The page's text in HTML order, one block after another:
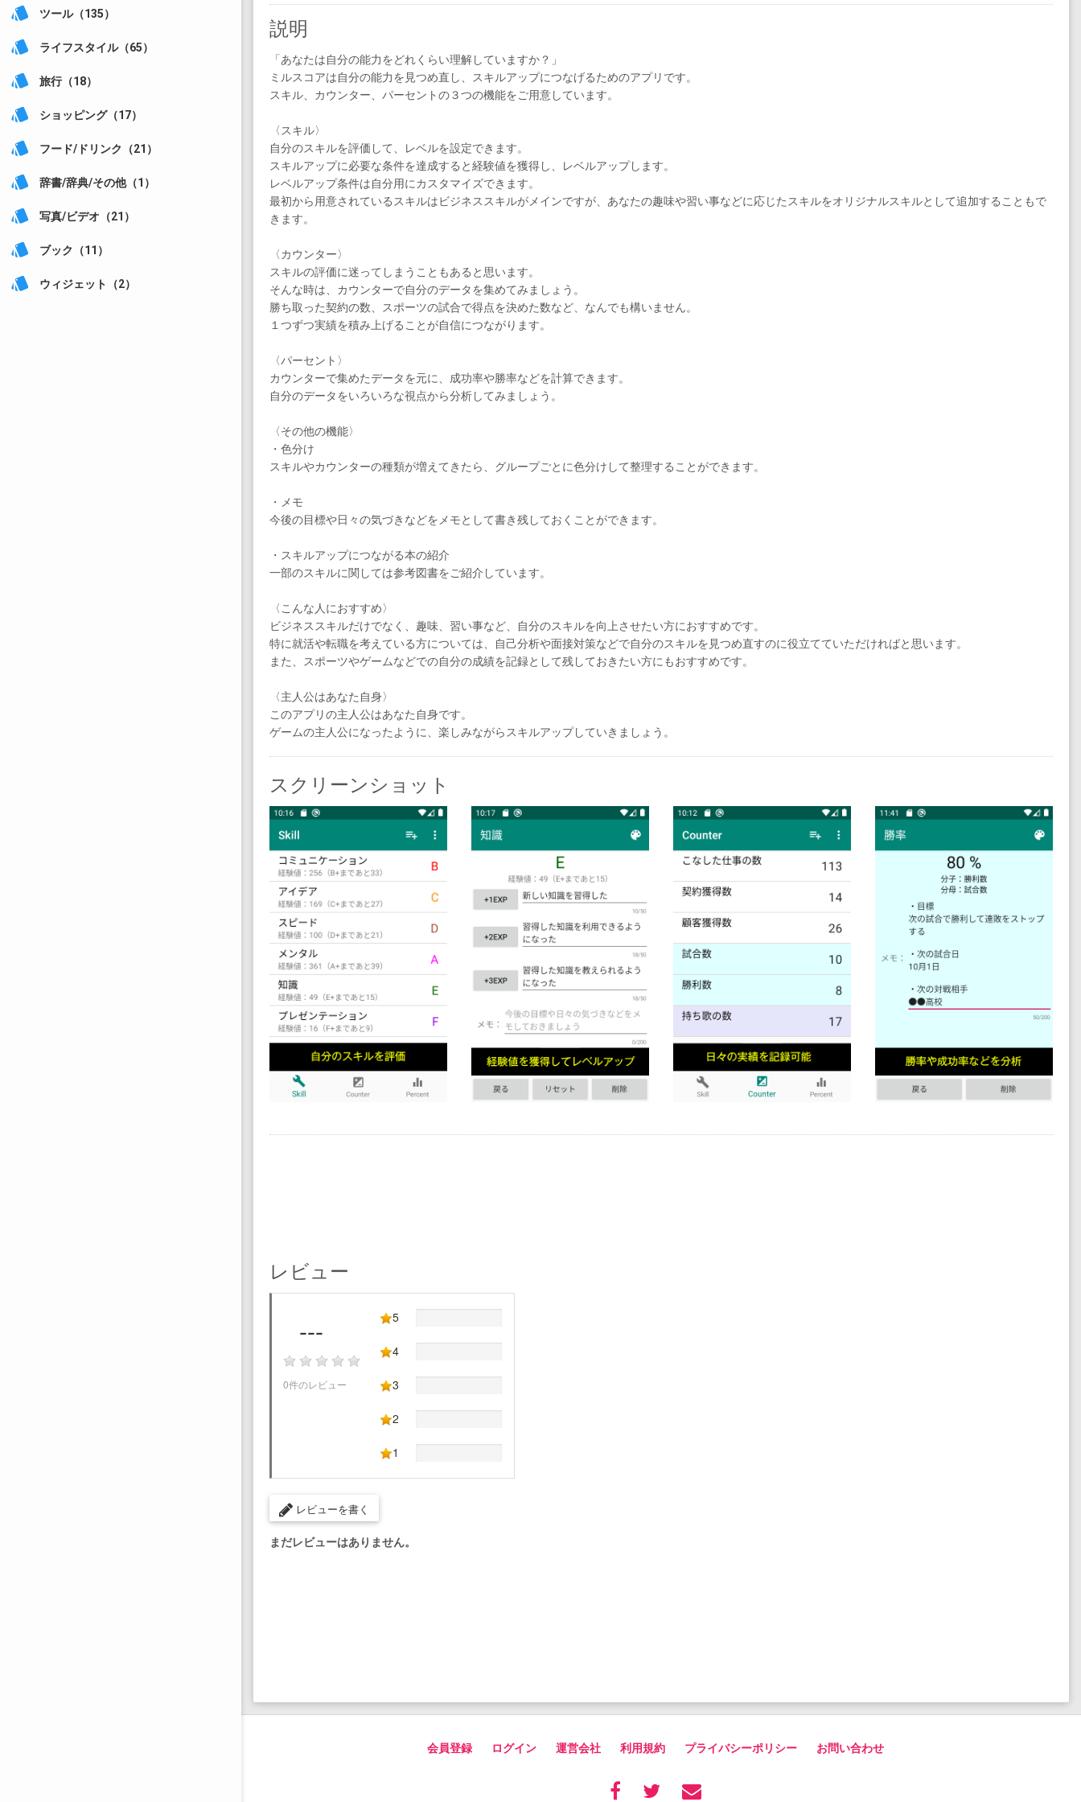
style ツール（135）
style ライフスタイル（65）
style 旅行（18）
style ショッピング（17）
style フード/ドリンク（21）
style 辞書/辞典/その他（1）
style 写真/ビデオ（21）
style ブック（11）
style ウィジェット（2）
説明
「あなたは自分の能力をどれくらい理解していますか？」
ミルスコアは自分の能力を見つめ直し、スキルアップにつなげるためのアプリです。
スキル、カウンター、パーセントの３つの機能をご用意しています。
〈スキル〉
自分のスキルを評価して、レベルを設定できます。
スキルアップに必要な条件を達成すると経験値を獲得し、レベルアップします。
レベルアップ条件は自分用にカスタマイズできます。
最初から用意されているスキルはビジネススキルがメインですが、あなたの趣味や習い事などに応じたスキルをオリジナルスキルとして追加することもで
きます。
〈カウンター〉
スキルの評価に迷ってしまうこともあると思います。
そんな時は、カウンターで自分のデータを集めてみましょう。
勝ち取った契約の数、スポーツの試合で得点を決めた数など、なんでも構いません。
１つずつ実績を積み上げることが自信につながります。
〈パーセント〉
カウンターで集めたデータを元に、成功率や勝率などを計算できます。
自分のデータをいろいろな視点から分析してみましょう。
〈その他の機能〉
・色分け
スキルやカウンターの種類が増えてきたら、グループごとに色分けして整理することができます。
・メモ
今後の目標や日々の気づきなどをメモとして書き残しておくことができます。
・スキルアップにつながる本の紹介
一部のスキルに関しては参考図書をご紹介しています。
〈こんな人におすすめ〉
ビジネススキルだけでなく、趣味、習い事など、自分のスキルを向上させたい方におすすめです。
特に就活や転職を考えている方については、自己分析や面接対策などで自分のスキルを見つめ直すのに役立てていただければと思います。
また、スポーツやゲームなどでの自分の成績を記録として残しておきたい方にもおすすめです。
〈主人公はあなた自身〉
このアプリの主人公はあなた自身です。
ゲームの主人公になったように、楽しみながらスキルアップしていきましょう。
スクリーンショット
レビュー
---
0件のレビュー
5
4
3
2
1
レビューを書く
まだレビューはありません。
会員登録 ログイン 運営会社 利用規約 プライバシーポリシー お問い合わせ